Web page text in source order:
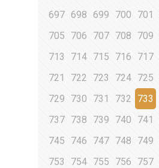
697 698 699 700 701
705
706 707 708 709
713
714 715 716 717
721
722 723 724 725
729
730 731 732 733
737 738 739 740 741
745
746 747 748 749
753
754 755 756 757